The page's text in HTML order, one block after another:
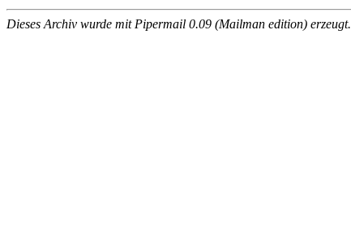
Dieses Archiv wurde mit Pipermail 0.09 (Mailman edition) erzeugt.